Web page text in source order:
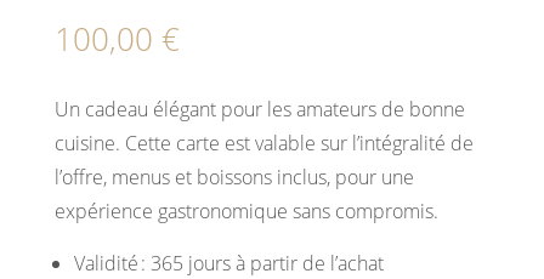
100,00 €
Un cadeau élégant pour les amateurs de bonne
cuisine. Cette carte est valable sur l’intégralité de
l’offre, menus et boissons inclus, pour une
expérience gastronomique sans compromis.
Validité : 365 jours à partir de l’achat